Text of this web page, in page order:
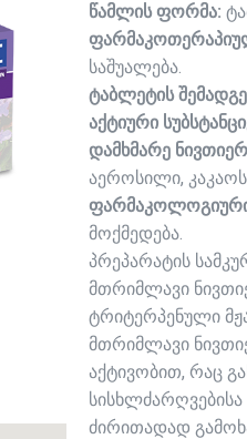
წამლის ფორმა:
საშუალება.
ტაბლეტის
აქტიური
დამხმარე
აეროსილი,
მოქმედება.
პრეპარატის
მთრიმლავი
ტრიტერპენული
მთრიმლავი
აქტივობით, რაც
ძირითადად